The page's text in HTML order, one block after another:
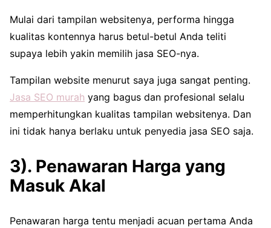
Mulai dari tampilan websitenya, performa hingga
kualitas kontennya harus betul-betul Anda teliti
supaya lebih yakin memilih jasa SEO-nya.
Tampilan website menurut saya juga sangat penting.
Jasa SEO murah yang bagus dan profesional selalu
memperhitungkan kualitas tampilan websitenya. Dan
ini tidak hanya berlaku untuk penyedia jasa SEO saja.
3). Penawaran Harga yang
Masuk Akal
Penawaran harga tentu menjadi acuan pertama Anda